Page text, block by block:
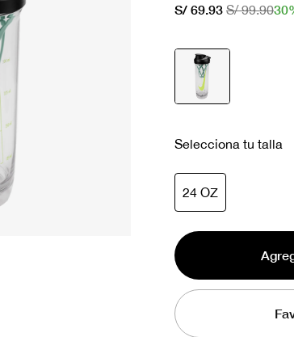
S/ 69.93 S/ 99.90
Selecciona tu talla
24 OZseleccionado